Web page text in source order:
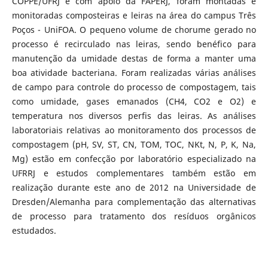
monitoradas composteiras e leiras na área do campus Três
Poços - UniFOA. O pequeno volume de chorume gerado no
processo é recirculado nas leiras, sendo benéfico para
manutenção da umidade destas de forma a manter uma
boa atividade bacteriana. Foram realizadas várias análises
de campo para controle do processo de compostagem, tais
como umidade, gases emanados (CH4, CO2 e O2) e
temperatura nos diversos perfis das leiras. As análises
laboratoriais relativas ao monitoramento dos processos de
compostagem (pH, SV, ST, CN, TOM, TOC, NKt, N, P, K, Na,
Mg) estão em confecção por laboratório especializado na
UFRRJ e estudos complementares também estão em
realização durante este ano de 2012 na Universidade de
Dresden/Alemanha para complementação das alternativas
de processo para tratamento dos resíduos orgânicos
estudados.